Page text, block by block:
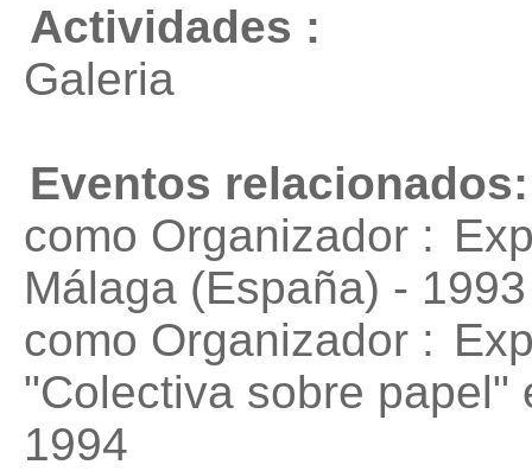
Actividades :
Galeria
Eventos relacionados:
como Organizador :
Málaga (España) - 1993
como Organizador :
"Colectiva sobre papel"
1994